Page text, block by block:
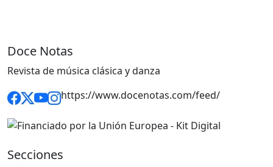
Doce Notas
Revista de música clásica y danza
https://www.docenotas.com/feed/
Secciones